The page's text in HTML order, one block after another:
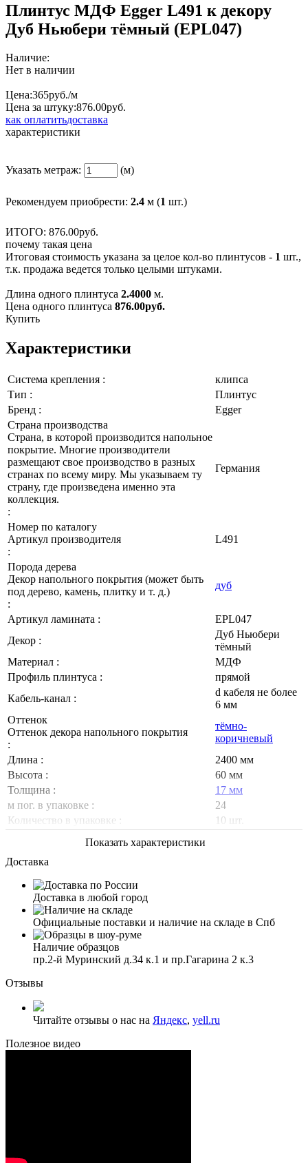
Плинтус МДФ Egger L491 к декору
Дуб Ньюбери тёмный (EPL047)
Наличие:
Нет в наличии
Цена:365руб./м
Цена за штуку:876.00руб.
как оплатитьдоставка
характеристики
Указать метраж: (м)
Рекомендуем приобрести: 2.4 м (1 шт.)
ИТОГО: 876.00руб.
почему такая цена
Итоговая стоимость указана за целое кол-во плинтусов - 1 шт.,
т.к. продажа ведется только целыми штуками.
Длина одного плинтуса 2.4000 м.
Цена одного плинтуса 876.00руб.
Купить
Характеристики
Система крепления :
клипса
Тип :
Плинтус
Бренд :
Egger
Страна производства
Страна, в которой производится напольное
покрытие. Многие производители
размещают свое производство в разных
странах по всему миру. Мы указываем ту
страну, где произведена именно эта
коллекция.
:
Германия
Номер по каталогу
Артикул производителя
:
L491
Порода дерева
Декор напольного покрытия (может быть
под дерево, камень, плитку и т. д.)
:
дуб
Артикул ламината :
EPL047
Декор :
Дуб Ньюбери
тёмный
Материал :
МДФ
Профиль плинтуса :
прямой
Кабель-канал :
d кабеля не более
6 мм
Оттенок
Оттенок декора напольного покрытия
:
тёмно-
коричневый
Длина :
2400 мм
Высота :
60 мм
Толщина :
17 мм
м пог. в упаковке :
24
Количество в упаковке :
10 шт.
Показать характеристики
Доставка
Доставка в любой город
Официальные поставки и наличие на складе в Спб
Наличие образцов
пр.2-й Муринский д.34 к.1 и пр.Гагарина 2 к.3
Отзывы
Читайте отзывы о нас на Яндекс, yell.ru
Полезное видео